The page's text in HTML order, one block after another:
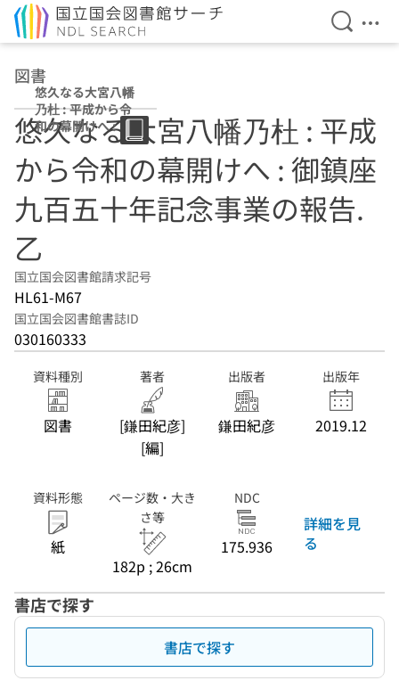
検索を
メ
図書
悠久なる大宮八幡
乃杜 : 平成から令
和の幕開けへ : 御
鎮座九百五十年記
念事業の報告 乙
悠久なる大宮八幡乃杜 : 平成
から令和の幕開けへ : 御鎮座
九百五十年記念事業の報告.
乙
国立国会図書館請求記号
HL61-M67
国立国会図書館書誌ID
030160333
資料種別
図書
著者
[鎌田紀彦]
[編]
出版者
鎌田紀彦
出版年
2019.12
資料形態
紙
ページ数・大き
さ等
182p ; 26cm
NDC
175.936
詳細を見
る
書店で探す
書店で探す